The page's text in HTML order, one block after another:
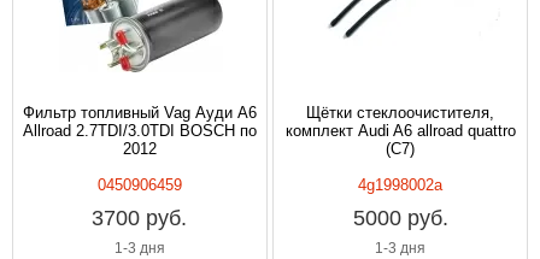
Фильтр топливный Vag Ауди A6
Allroad 2.7TDI/3.0TDI BOSCH по
2012
0450906459
3700 руб.
1-3 дня
Щётки стеклоочистителя,
комплект Audi A6 allroad quattro
(C7)
4g1998002a
5000 руб.
1-3 дня